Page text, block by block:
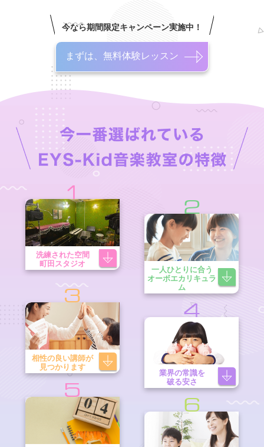
今なら期間限定キャンペーン実施中！
まずは、無料体験レッスン
1
洗練された空間
町田スタジオ
2
一人ひとりに合う
オーボエカリキュラ
ム
3
相性の良い講師が
見つかります
4
業界の常識を
破る安さ
5
6